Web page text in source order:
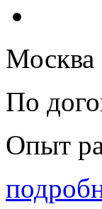
Москва
По
Опыт